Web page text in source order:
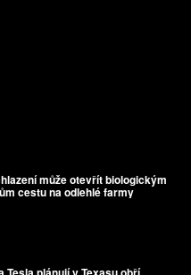
může otevřít biologickým
cestu na odlehlé farmy